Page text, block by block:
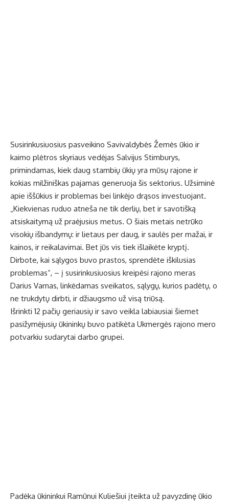
Susirinkusiuosius pasveikino Savivaldybės Žemės ūkio ir
kaimo plėtros skyriaus vedėjas Salvijus Stimburys,
primindamas, kiek daug stambių ūkių yra mūsų rajone ir
kokias milžiniškas pajamas generuoja šis sektorius. Užsiminė
apie iššūkius ir problemas bei linkėjo drąsos investuojant.
„Kiekvienas ruduo atneša ne tik derlių, bet ir savotišką
atsiskaitymą už praėjusius metus. O šiais metais netrūko
visokių išbandymų: ir lietaus per daug, ir saulės per mažai, ir
kainos, ir reikalavimai. Bet jūs vis tiek išlaikėte kryptį.
Dirbote, kai sąlygos buvo prastos, sprendėte iškilusias
problemas“, – į susirinkusiuosius kreipėsi rajono meras
Darius Varnas, linkėdamas sveikatos, sąlygų, kurios padėtų, o
ne trukdytų dirbti, ir džiaugsmo už visą triūsą.
Išrinkti 12 pačių geriausių ir savo veikla labiausiai šiemet
pasižymėjusių ūkininkų buvo patikėta Ukmergės rajono mero
potvarkiu sudarytai darbo grupei.
Padėka ūkininkui Ramūnui Kuliešiui įteikta už pavyzdinę ūkio